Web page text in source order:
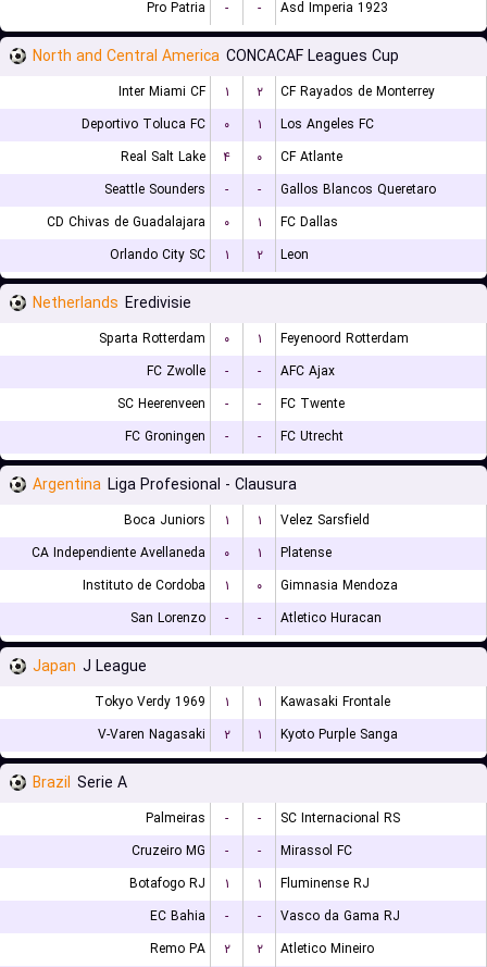
Pro Patria
- - Asd Imperia 1923
North and Central America CONCACAF Leagues Cup
Inter Miami CF ۱ ۲
CF Rayados de Monterrey
Deportivo Toluca FC
۰ ۱
Los Angeles FC
Real Salt Lake
۴ ۰
CF Atlante
Seattle Sounders
- -
Gallos Blancos Queretaro
CD Chivas de Guadalajara
۰ ۱
FC Dallas
Orlando City SC
۱ ۲ Leon
Netherlands Eredivisie
Sparta Rotterdam ۰ ۱
Feyenoord Rotterdam
FC Zwolle
- -
AFC Ajax
SC Heerenveen
- -
FC Twente
FC Groningen
- - FC Utrecht
Argentina Liga Profesional - Clausura
Boca Juniors ۱ ۱
Velez Sarsfield
CA Independiente Avellaneda
۰ ۱
Platense
Instituto de Cordoba
۱ ۰
Gimnasia Mendoza
San Lorenzo
- - Atletico Huracan
Japan J League
Tokyo Verdy 1969 ۱ ۱
Kawasaki Frontale
V-Varen Nagasaki
۲ ۱ Kyoto Purple Sanga
Brazil Serie A
Palmeiras - -
SC Internacional RS
Cruzeiro MG
- -
Mirassol FC
Botafogo RJ
۱ ۱
Fluminense RJ
EC Bahia
- -
Vasco da Gama RJ
Remo PA
۲ ۲
Atletico Mineiro